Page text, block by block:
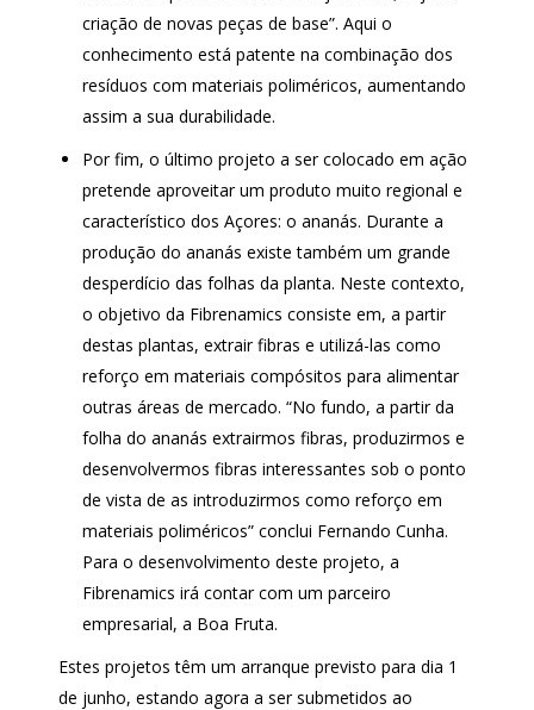
criação de novas peças de base”. Aqui o
conhecimento está patente na combinação dos
resíduos com materiais poliméricos, aumentando
assim a sua durabilidade.
Por fim, o último projeto a ser colocado em ação
pretende aproveitar um produto muito regional e
característico dos Açores: o ananás. Durante a
produção do ananás existe também um grande
desperdício das folhas da planta. Neste contexto,
o objetivo da Fibrenamics consiste em, a partir
destas plantas, extrair fibras e utilizá-las como
reforço em materiais compósitos para alimentar
outras áreas de mercado. “No fundo, a partir da
folha do ananás extrairmos fibras, produzirmos e
desenvolvermos fibras interessantes sob o ponto
de vista de as introduzirmos como reforço em
materiais poliméricos” conclui Fernando Cunha.
Para o desenvolvimento deste projeto, a
Fibrenamics irá contar com um parceiro
empresarial, a Boa Fruta.
Estes projetos têm um arranque previsto para dia 1
de junho, estando agora a ser submetidos ao